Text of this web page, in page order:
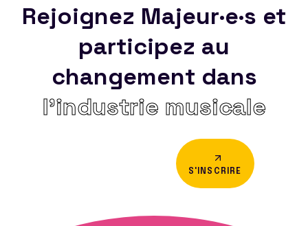
Rejoignez Majeur·e·s et
participez au
changement dans
l’industrie musicale
S'INSCRIRE